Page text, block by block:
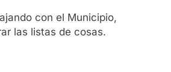
con el Municipio,
las listas de cosas.